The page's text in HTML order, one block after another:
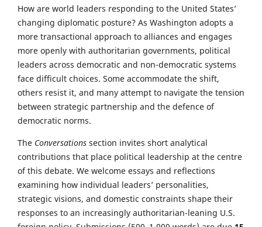
How are world leaders responding to the United States’
changing diplomatic posture? As Washington adopts a
more transactional approach to alliances and engages
more openly with authoritarian governments, political
leaders across democratic and non-democratic systems
face difficult choices. Some accommodate the shift,
others resist it, and many attempt to navigate the tension
between strategic partnership and the defence of
democratic norms.
The Conversations section invites short analytical
contributions that place political leadership at the centre
of this debate. We welcome essays and reflections
examining how individual leaders’ personalities,
strategic visions, and domestic constraints shape their
responses to an increasingly authoritarian-leaning U.S.